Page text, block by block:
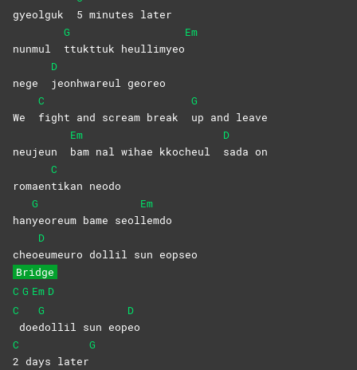
gyeolguk 5 minutes later
nunmul
G
ttukttuk heullimyeo
Em
nege
D
jeonhwareul georeo
We
C
fight and scream break
G
up and leave
neujeun
Em
bam nal wihae kkocheul
D
sada on
romaen
C
tikan neodo
han
G
yeoreum bame seol
Em
lemdo
cheo
D
eumeuro dollil sun eopseo
Bridge
C G Em D
C
doe
G
dollil sun eop
D
eo
C
2 days later
G